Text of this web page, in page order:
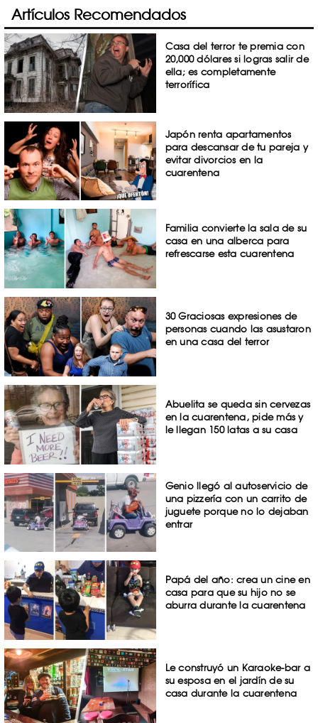
Artículos Recomendados
Casa del terror te premia con
20,000 dólares si logras salir de
ella; es completamente
terrorífica
Japón renta apartamentos
para descansar de tu pareja y
evitar divorcios en la
cuarentena
Familia convierte la sala de su
casa en una alberca para
refrescarse esta cuarentena
30 Graciosas expresiones de
personas cuando las asustaron
en una casa del terror
Abuelita se queda sin cervezas
en la cuarentena, pide más y
le llegan 150 latas a su casa
Genio llegó al autoservicio de
una pizzería con un carrito de
juguete porque no lo dejaban
entrar
Papá del año: crea un cine en
casa para que su hijo no se
aburra durante la cuarentena
Le construyó un Karaoke-bar a
su esposa en el jardín de su
casa durante la cuarentena